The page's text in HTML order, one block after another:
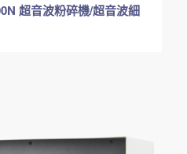
超音波粉碎機/超音波細